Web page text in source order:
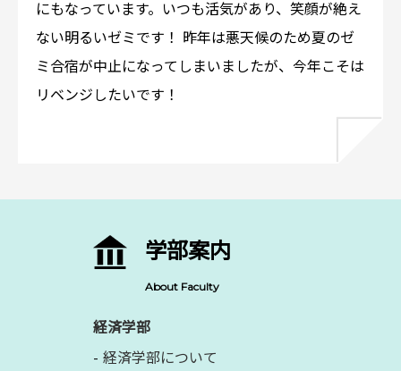
にもなっています。いつも活気があり、笑顔が絶え
ない明るいゼミです！ 昨年は悪天候のため夏のゼ
ミ合宿が中止になってしまいましたが、今年こそは
リベンジしたいです！
学部案内
About Faculty
経済学部
経済学部について